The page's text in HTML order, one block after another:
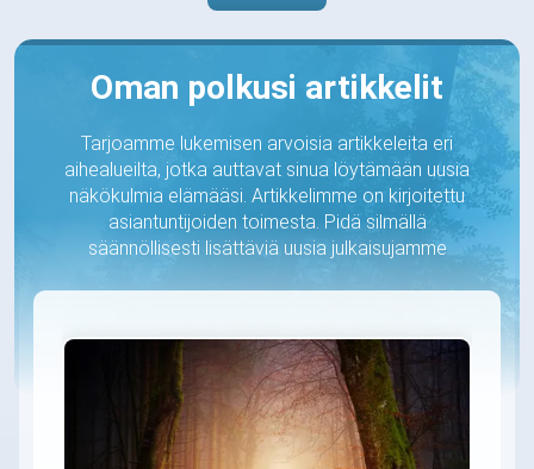
Oman polkusi artikkelit
Tarjoamme lukemisen arvoisia artikkeleita eri
aihealueilta, jotka auttavat sinua löytämään uusia
näkökulmia elämääsi. Artikkelimme on kirjoitettu
asiantuntijoiden toimesta. Pidä silmällä
säännöllisesti lisättäviä uusia julkaisujamme